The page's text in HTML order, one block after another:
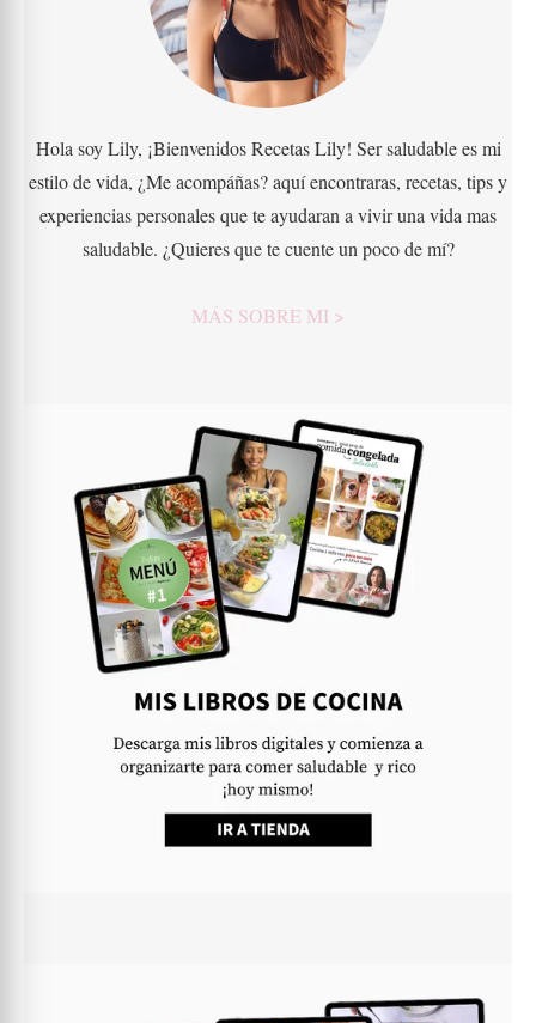
Hola soy Lily, ¡Bienvenidos Recetas Lily! Ser saludable es mi
estilo de vida, ¿Me acompáñas? aquí encontraras, recetas, tips y
experiencias personales que te ayudaran a vivir una vida mas
saludable. ¿Quieres que te cuente un poco de mí?
MÁS SOBRE MI >